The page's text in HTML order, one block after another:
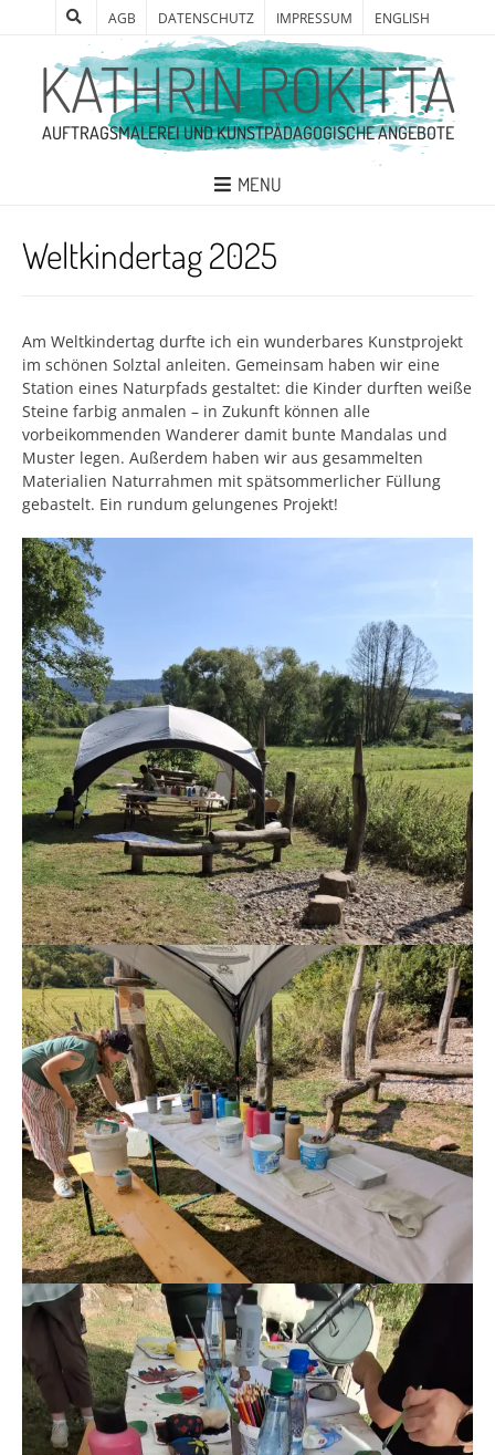
AGB DATENSCHUTZ IMPRESSUM ENGLISH
KATHRIN ROKITTA
AUFTRAGSMALEREI UND KUNSTPÄDAGOGISCHE ANGEBOTE
MENU
Weltkindertag 2025
Am Weltkindertag durfte ich ein wunderbares Kunstprojekt
im schönen Solztal anleiten. Gemeinsam haben wir eine
Station eines Naturpfads gestaltet: die Kinder durften weiße
Steine farbig anmalen – in Zukunft können alle
vorbeikommenden Wanderer damit bunte Mandalas und
Muster legen. Außerdem haben wir aus gesammelten
Materialien Naturrahmen mit spätsommerlicher Füllung
gebastelt. Ein rundum gelungenes Projekt!